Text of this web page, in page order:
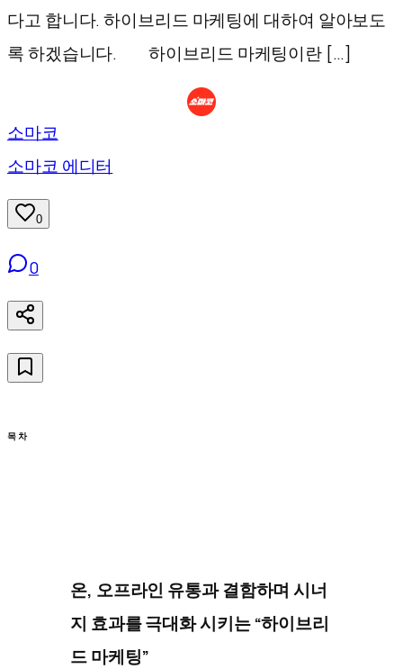
다고 합니다. 하이브리드 마케팅에 대하여 알아보도
록 하겠습니다. 하이브리드 마케팅이란 […]
소마코
소마코 에디터
0
0
목차
온, 오프라인 유통과 결함하며 시너
지 효과를 극대화 시키는 “하이브리
드 마케팅”